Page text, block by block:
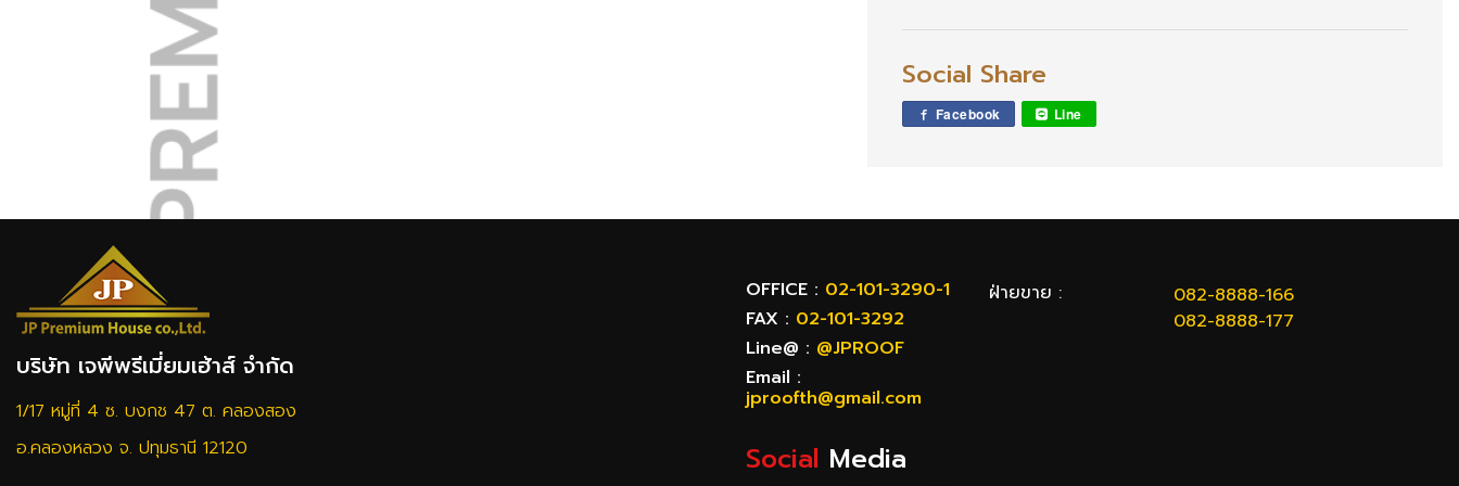
Social Share
Facebook Line
บริษัท เจพีพรีเมี่ยมเฮ้าส์ จำกัด
1/17 หมู่ที่ 4 ซ. บงกช 47 ต. คลองสอง
อ.คลองหลวง จ. ปทุมธานี 12120
OFFICE : 02-101-3290-1
FAX : 02-101-3292
Line@ : @JPROOF
Email :
jproofth@gmail.com
ฝ่ายขาย :
082-8888-166
082-8888-177
Social Media